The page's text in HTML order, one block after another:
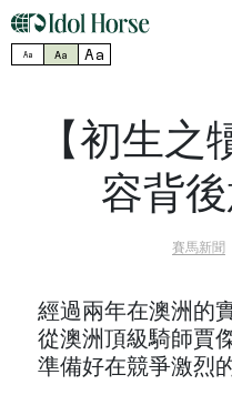
Aa Aa Aa
【初生
容背
賽馬新聞
經過兩年在澳洲的
從澳洲頂級騎師賈
準備好在競爭激烈